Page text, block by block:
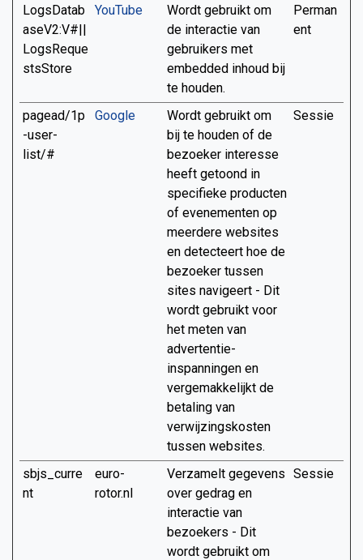
LogsDatab
aseV2:V#||
LogsReque
stsStore
YouTube
Wordt gebruikt om
de interactie van
gebruikers met
embedded inhoud bij
te houden.
Perman
ent
pagead/1p
-user-
list/#
Google
Wordt gebruikt om
bij te houden of de
bezoeker interesse
heeft getoond in
specifieke producten
of evenementen op
meerdere websites
en detecteert hoe de
bezoeker tussen
sites navigeert - Dit
wordt gebruikt voor
het meten van
advertentie-
inspanningen en
vergemakkelijkt de
betaling van
verwijzingskosten
tussen websites.
Sessie
sbjs_curre
nt
euro-
rotor.nl
Verzamelt gegevens
over gedrag en
interactie van
bezoekers - Dit
wordt gebruikt om
Sessie